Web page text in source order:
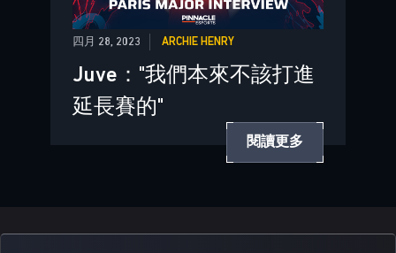
四月 28, 2023 ARCHIE HENRY
Juve："我們本來不該打進
延長賽的"
閱讀更多